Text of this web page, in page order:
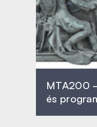
MTA200
és